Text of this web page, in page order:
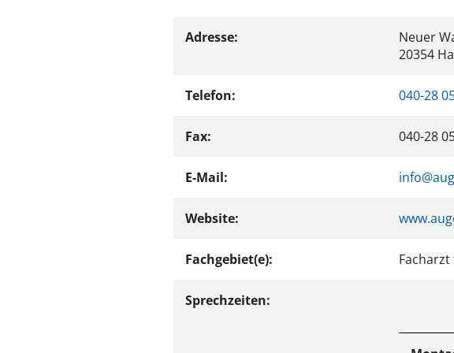
Adresse:
Neuer
20354
Telefon: 040-28
Fax: 040-28
E-Mail:
Website:
Fachgebiet(e):
Sprechzeiten: